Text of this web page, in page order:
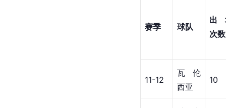
赛季 球队
出
次数
11-12
瓦伦
西亚
10